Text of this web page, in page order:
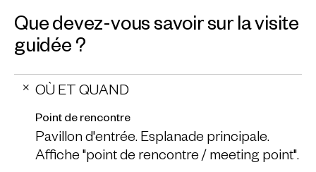
Que devez-vous savoir sur la visite
guidée ?
OÙ ET QUAND
Point de rencontre
Pavillon d'entrée. Esplanade principale.
Affiche "point de rencontre / meeting point".